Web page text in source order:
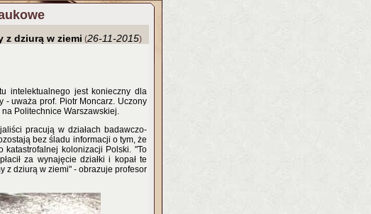
z dziurą w ziemi (26-11-2015)
intelektualnego jest konieczny dla
uważa prof. Piotr Moncarz. Uczony
Politechnice Warszawskiej.
pracują w działach badawczo-
bez śladu informacji o tym, że
katastrofalnej kolonizacji Polski. "To
za wynajęcie działki i kopał te
z dziurą w ziemi" - obrazuje profesor